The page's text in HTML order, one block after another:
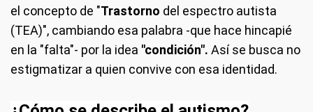
el concepto de "Trastorno del espectro autista
(TEA)", cambiando esa palabra -que hace hincapié
en la "falta"- por la idea "condición". Así se busca no
estigmatizar a quien convive con esa identidad.